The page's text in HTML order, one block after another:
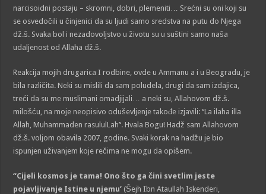
narcisoidni postaju – skromni, dobri, plemeniti… Srećni su oni koji su
se osvedočili u činjenici da su ljudi samo sredstva na putu do Njega
dž.š. Svaka bol i nezadovoljstvo u životu su u suštini samo naša
udaljenost od Allaha dž.š.
Reakcija mojih drugarica I rodbine, ovde u Ammanu a i u Beogradu, je
bila različita. Neki su mislili da sam poludela, drugi da sam izdajica,
treći da su me muslimani omadjijali… a neki su, Allahovom dž.š.
milošću, na moje neopisivo oduševljenje takođe izjavili: ‘‘La ilaha illa
Allah, Muhammaden rasululLah’‘. Hvala Bogu! Hadž sam Allahovom
dž.š. voljom obavila 2007, godine. Svaki korak na hadžu je bio
ispunjen uživanjem koje rečima ne mogu da opišem.
“Cijeli kosmos je tama! Ono što ga čini svetlim jeste
pojavljivanje Istine u njemu’ (Šejh Ibn Ataullah Iskenderi,